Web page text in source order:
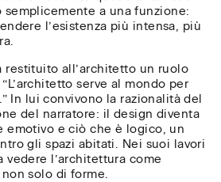
semplicemente a una funzione:
l’esistenza più intensa, più
restituito all’architetto un ruolo
serve al mondo per
In lui convivono la razionalità del
del narratore: il design diventa
emotivo e ciò che è logico, un
gli spazi abitati. Nei suoi lavori
vedere l’architettura come
solo di forme.